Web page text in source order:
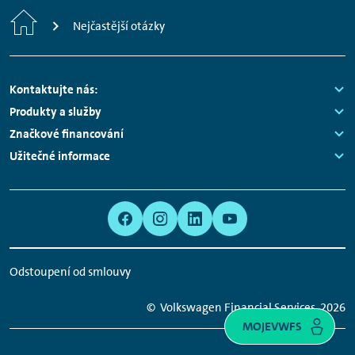
MOJEVWFS
Home Nejčastější otázky
Footer
Navigation
Kontaktujte nás:
Links:
Produkty a služby
Links:
Značkové financování
Links:
Užitečné informace
Odstoupení od smlouvy
Network
Links
© Volkswagen Financial Services2026